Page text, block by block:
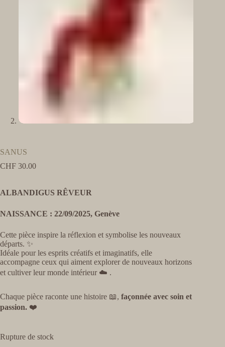
SANUS
CHF 30.00
ALBANDIGUS RÊVEUR
NAISSANCE : 22/09/2025, Genève
Cette pièce inspire la réflexion et symbolise les nouveaux
départs. ✨
Idéale pour les esprits créatifs et imaginatifs, elle
accompagne ceux qui aiment explorer de nouveaux horizons
et cultiver leur monde intérieur ☁️ .
Chaque pièce raconte une histoire 📖, façonnée avec soin et
passion. ❤️
Rupture de stock